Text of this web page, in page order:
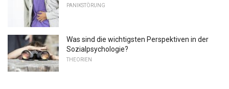
PANIKSTÖRUNG
Was sind die wichtigsten Perspektiven in der
Sozialpsychologie?
THEORIEN